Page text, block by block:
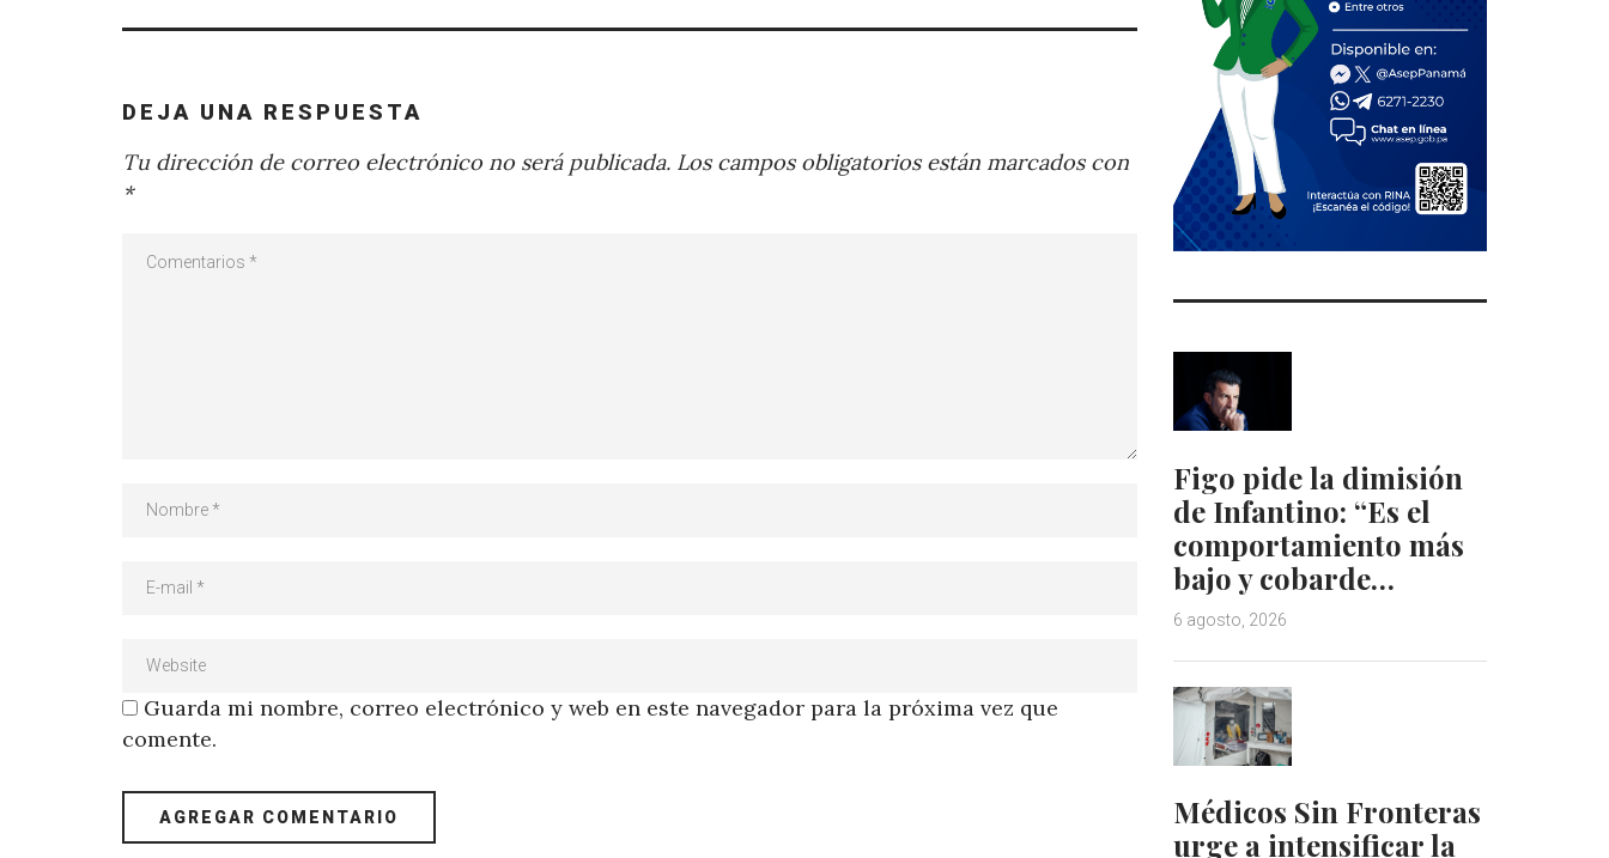
DEJA UNA RESPUESTA
Tu dirección de correo electrónico no será publicada. Los campos obligatorios están marcados con
*
Guarda mi nombre, correo electrónico y web en este navegador para la próxima vez que
comente.
Figo pide la dimisión
de Infantino: “Es el
comportamiento más
bajo y cobarde…
6 agosto, 2026
Médicos Sin Fronteras
urge a intensificar la